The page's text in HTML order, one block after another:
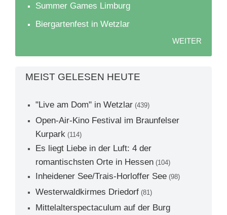
Summer Games Limburg
Biergartenfest in Wetzlar
WEITER
MEIST GELESEN HEUTE
"Live am Dom" in Wetzlar (439)
Open-Air-Kino Festival im Braunfelser
Kurpark (114)
Es liegt Liebe in der Luft: 4 der
romantischsten Orte in Hessen (104)
Inheidener See/Trais-Horloffer See (98)
Westerwaldkirmes Driedorf (81)
Mittelalterspectaculum auf der Burg